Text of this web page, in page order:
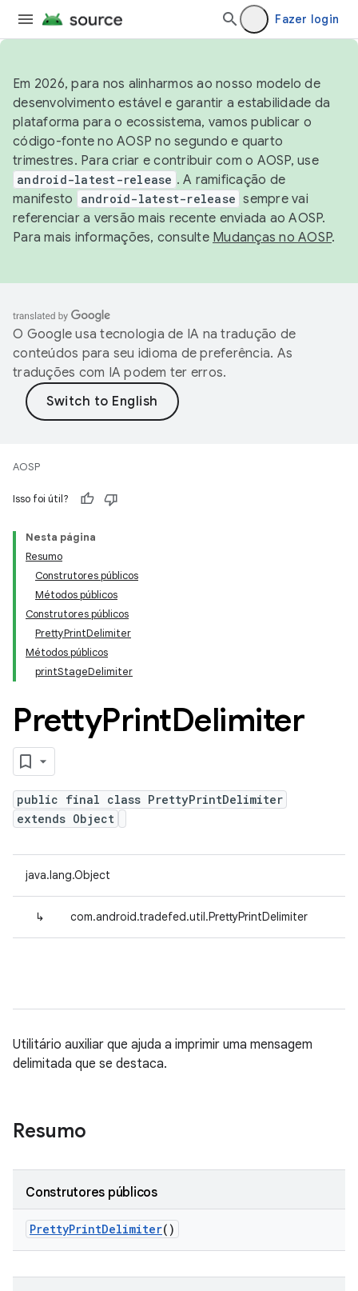
Fazer login
Em 2026, para nos alinharmos ao nosso modelo de
desenvolvimento estável e garantir a estabilidade da
plataforma para o ecossistema, vamos publicar o
código-fonte no AOSP no segundo e quarto
trimestres. Para criar e contribuir com o AOSP, use
android-latest-release . A ramificação de
manifesto
android-latest-release sempre vai
referenciar a versão mais recente enviada ao AOSP.
Para mais informações, consulte Mudanças no AOSP.
O Google usa tecnologia de IA na tradução de
conteúdos para seu idioma de preferência. As
traduções com IA podem ter erros.
AOSP
Isso foi útil?
Nesta página
Resumo
Construtores públicos
Métodos públicos
Construtores públicos
PrettyPrintDelimiter
Métodos públicos
printStageDelimiter
PrettyPrintDelimiter
public final class PrettyPrintDelimiter
extends Object
java.lang.Object
↳ com.android.tradefed.util.PrettyPrintDelimiter
Utilitário auxiliar que ajuda a imprimir uma mensagem
delimitada que se destaca.
Resumo
Construtores públicos
PrettyPrintDelimiter()